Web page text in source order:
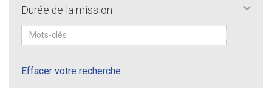
Durée de la mission
Effacer votre recherche